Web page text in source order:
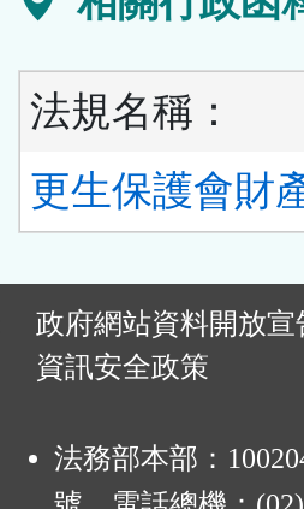
法規名稱：
更生保護會財
政府網站資料開放宣
資訊安全政策
法務部本部：